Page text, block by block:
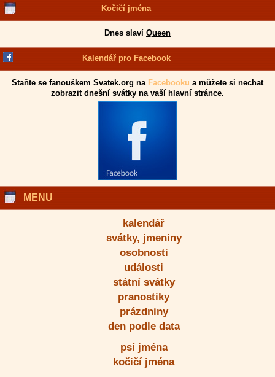
Kočičí jména
Dnes slaví Queen
Kalendář pro Facebook
Staňte se fanouškem Svatek.org na Facebooku a můžete si nechat
zobrazit dnešní svátky na vaší hlavní stránce.
MENU
kalendář
svátky, jmeniny
osobnosti
události
státní svátky
pranostiky
prázdniny
den podle data
psí jména
kočičí jména